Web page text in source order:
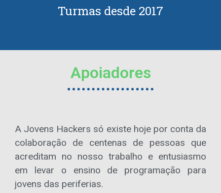
Turmas desde 2017
Apoiadores
A Jovens Hackers só existe hoje por conta da
colaboração de centenas de pessoas que
acreditam no nosso trabalho e entusiasmo
em levar o ensino de programação para
jovens das periferias.